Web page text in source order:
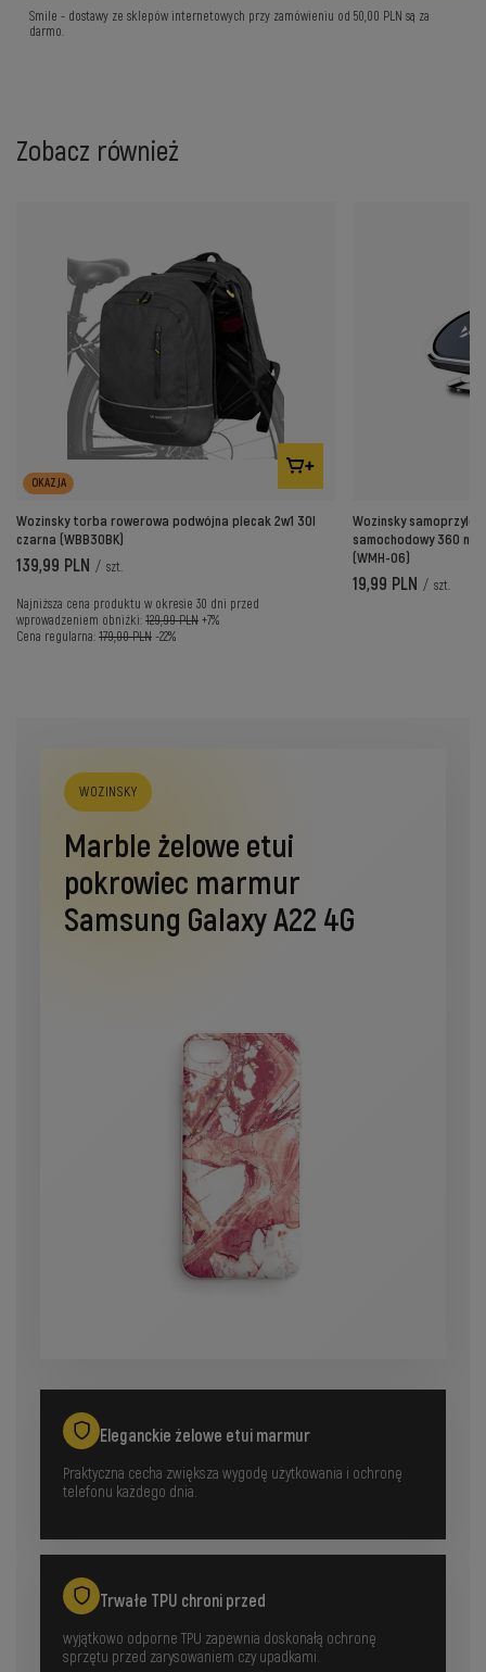
Smile - dostawy ze sklepów internetowych przy zamówieniu od50,00 PLN są za
darmo.
Zobacz również
OKAZJA
Wozinsky torba rowerowa podwójna plecak 2w1 30l
czarna (WBB30BK)
139,99 PLN / szt.
Najniższa cena produktu w okresie 30 dni przed
wprowadzeniem obniżki: 129,99 PLN +7%
Cena regularna: 179,00 PLN -22%
Wozinsky
samochodowy 360
(WMH-06)
19,99 PLN / szt.
WOZINSKY
Marble żelowe etui
pokrowiec marmur
Samsung Galaxy A22 4G
Eleganckie żelowe etui marmur
Praktyczna cecha zwiększa wygodę użytkowania i ochronę
telefonu każdego dnia.
Trwałe TPU chroni przed
wyjątkowo odporne TPU zapewnia doskonałą ochronę
sprzętu przed zarysowaniem czy upadkami.